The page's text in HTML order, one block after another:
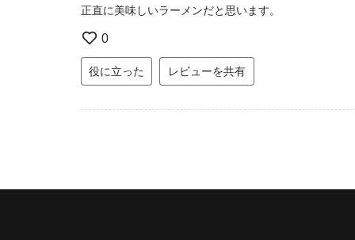
正直に美味しいラーメンだと思います。
0
役に立った レビューを共有